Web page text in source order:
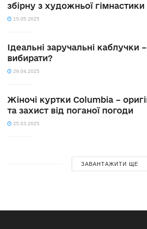
збірну з художньої гімнастики
15.05.2025
Ідеальні заручальні каблучки
вибирати?
29.04.2025
Жіночі куртки Columbia –
та захист від поганої погоди
25.03.2025
ЗАВАНТАЖИТИ ЩЕ